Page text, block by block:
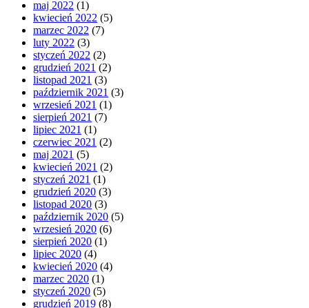
maj 2022 (1)
kwiecień 2022 (5)
marzec 2022 (7)
luty 2022 (3)
styczeń 2022 (2)
grudzień 2021 (2)
listopad 2021 (3)
październik 2021 (3)
wrzesień 2021 (1)
sierpień 2021 (7)
lipiec 2021 (1)
czerwiec 2021 (2)
maj 2021 (5)
kwiecień 2021 (2)
styczeń 2021 (1)
grudzień 2020 (3)
listopad 2020 (3)
październik 2020 (5)
wrzesień 2020 (6)
sierpień 2020 (1)
lipiec 2020 (4)
kwiecień 2020 (4)
marzec 2020 (1)
styczeń 2020 (5)
grudzień 2019 (8)